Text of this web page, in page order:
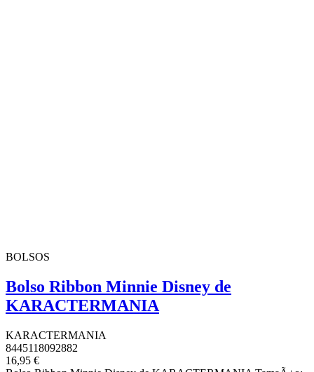
BOLSOS
Bolso Ribbon Minnie Disney de
KARACTERMANIA
KARACTERMANIA
8445118092882
16,95 €